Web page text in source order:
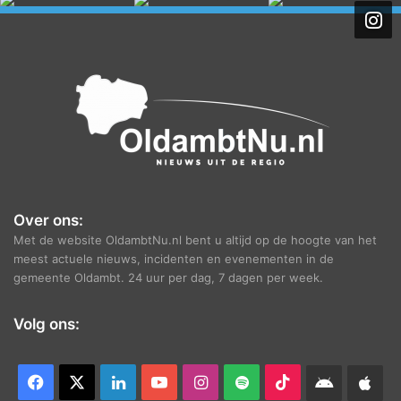
h
Over ons:
Met de website OldambtNu.nl bent u altijd op de hoogte van het
meest actuele nieuws, incidenten en evenementen in de
gemeente Oldambt. 24 uur per dag, 7 dagen per week.
Volg ons:
Facebook LinkedInYouTubeInstagram
Spotify TikTokAndroid